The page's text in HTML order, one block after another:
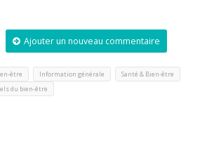
Ajouter un nouveau commentaire
être Information générale Santé & Bien-être
du bien-être